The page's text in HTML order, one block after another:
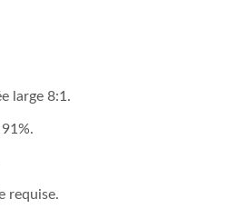
large 8:1.
requise.